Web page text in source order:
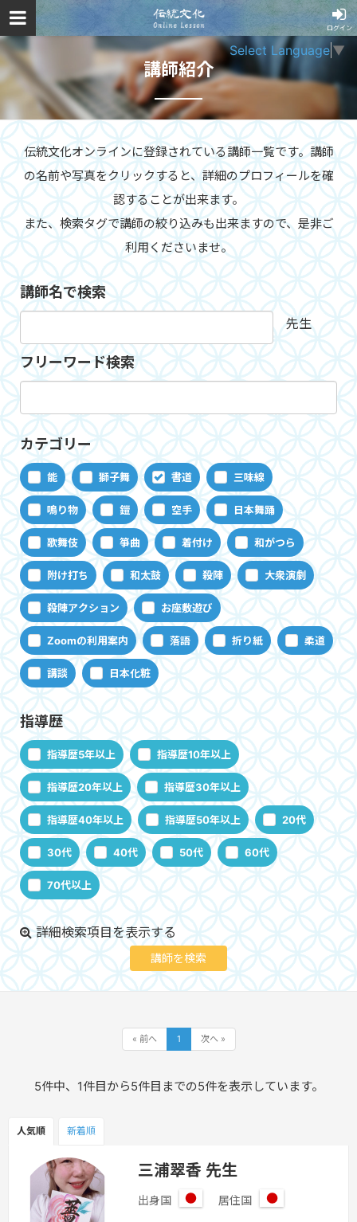
Select Language ▼
ログイン
講師紹介
伝統文化オンラインに登録されている講師一覧です。講師
の名前や写真をクリックすると、詳細のプロフィールを確
認することが出来ます。
また、検索タグで講師の絞り込みも出来ますので、是非ご
利用くださいませ。
講師名で検索
先生
フリーワード検索
カテゴリー
能 獅子舞 書道 三味線
鳴り物 鎧 空手 日本舞踊
歌舞伎 箏曲 着付け 和がつら
附け打ち 和太鼓 殺陣 大衆演劇
殺陣アクション お座敷遊び
Zoomの利用案内 落語 折り紙 柔道
講談 日本化粧
指導歴
指導歴5年以上 指導歴10年以上
指導歴20年以上 指導歴30年以上
指導歴40年以上 指導歴50年以上 20代
30代 40代 50代 60代
70代以上
詳細検索項目を表示する
« 前へ 1 次へ »
5件中、1件目から5件目までの5件を表示しています。
人気順 新着順
三浦翠香 先生
出身国 居住国